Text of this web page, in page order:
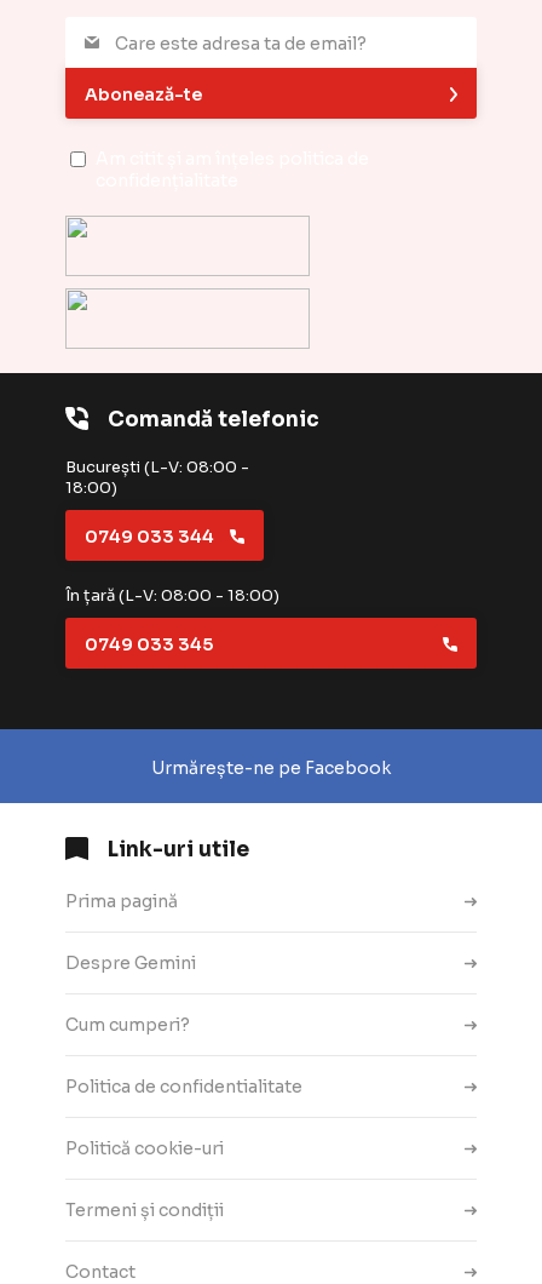
Comandă telefonic
București (L-V: 08:00 -
18:00)
0749 033 344
În țară (L-V: 08:00 - 18:00)
0749 033 345
Urmărește-ne pe Facebook
Link-uri utile
Prima pagină
Despre Gemini
Cum cumperi?
Politica de confidentialitate
Politică cookie-uri
Termeni și condiții
Contact
Abonează-te